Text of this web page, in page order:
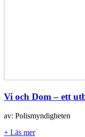
Vi och Dom – ett
av: Polismyndigheten
+ Läs mer